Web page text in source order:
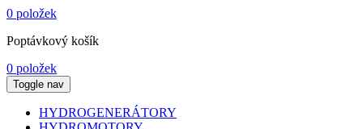
0 položek
Poptávkový košík
0 položek
Toggle nav
HYDROGENERÁTORY